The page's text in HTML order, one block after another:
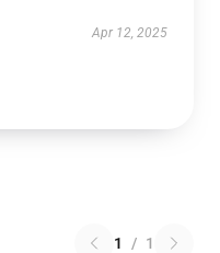
Apr 12, 2025
1 / 1